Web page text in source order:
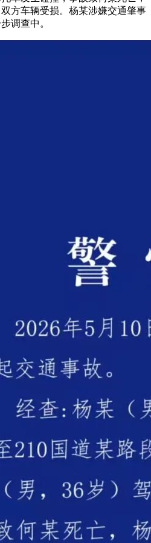
方车辆受损。杨某涉嫌交通肇事
调查中。